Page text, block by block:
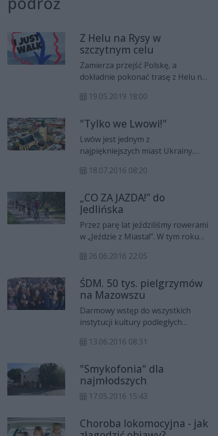
Z Helu na Rysy w
szczytnym celu
Zamierza przejść Polskę, a
dokładnie pokonać trasę z Helu na
fundacje zajmujące się pomocą
autyzmem. W trakcie marszu
uruchomiona zostanie zbiórka
pieniędzy. Każdy zainteresowany
może przyłączyć się i wesprzeć
akcję młodego radomianina.
19.05.2019 18:00
"Tylko we Lwowi!"
Lwów jest jednym z
najpiękniejszych miast Ukrainy.
miasta? Co warto zwiedzić, a co
dostać się do Lwowa z Radomia?
18.07.2016 08:20
„CO ZA JAZDA!” do
Jedlińska
Przez parę lat jeździliśmy rowerami
w „Jeździe z Miasta!”. W tym roku
wydarzenie o nazwie „CO ZA
wyprawy do fajnych miejsc wokół
naszego miasta. Czasem
zapomnianych, a czasem
niedostrzeganych. Ale przecież
świat wygląda zupełnie inaczej z
perspektywy siodełka, dwóch kółek
26.06.2016 22:05
ŚDM. 50 tys. pielgrzymów
na Mazowszu
Darmowy wstęp do wszystkich
instytucji kultury podległych
mazowieckiego, możliwość
pociągami Kolei Mazowieckich i
Warszawskiej Kolei Dojazdowej po
Mazowszu, specjalna aplikacja
szlakach, wydarzeniach i obiektach
13.06.2016 08:31
"Smykofonia" dla
najmłodszych
17.05.2016 15:43
Choroba lokomocyjna - jak